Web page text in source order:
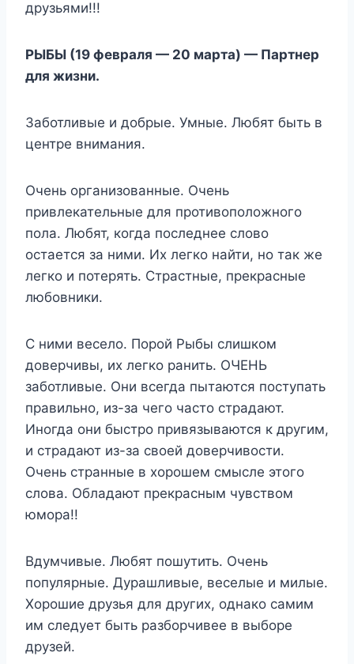
друзьями!!!
РЫБЫ (19 февраля — 20 марта) — Партнер
для жизни.
Заботливые и добрые. Умные. Любят быть в
центре внимания.
Очень организованные. Очень
привлекательные для противоположного
пола. Любят, когда последнее слово
остается за ними. Их легко найти, но так же
легко и потерять. Страстные, прекрасные
любовники.
С ними весело. Порой Рыбы слишком
доверчивы, их легко ранить. ОЧЕНЬ
заботливые. Они всегда пытаются поступать
правильно, из-за чего часто страдают.
Иногда они быстро привязываются к другим,
и страдают из-за своей доверчивости.
Очень странные в хорошем смысле этого
слова. Обладают прекрасным чувством
юмора!!
Вдумчивые. Любят пошутить. Очень
популярные. Дурашливые, веселые и милые.
Хорошие друзья для других, однако самим
им следует быть разборчивее в выборе
друзей.